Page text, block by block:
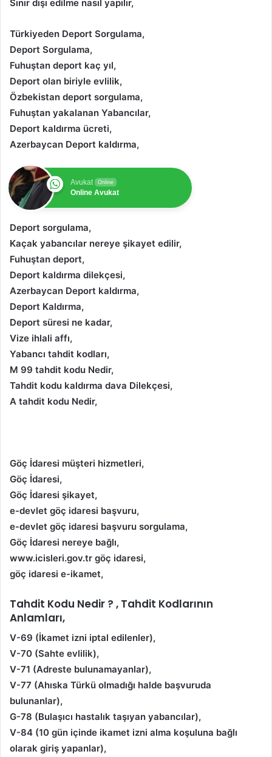
Sınır dışı edilme nasıl yapılır,
Türkiyeden Deport Sorgulama,
Deport Sorgulama,
Fuhuştan deport kaç yıl,
Deport olan biriyle evlilik,
Özbekistan deport sorgulama,
Fuhuştan yakalanan Yabancılar,
Deport kaldırma ücreti,
Azerbaycan Deport kaldırma,
Avukat Online
Online Avukat
Deport sorgulama,
Kaçak yabancılar nereye şikayet edilir,
Fuhuştan deport,
Deport kaldırma dilekçesi,
Azerbaycan Deport kaldırma,
Deport Kaldırma,
Deport süresi ne kadar,
Vize ihlali affı,
Yabancı tahdit kodları,
M 99 tahdit kodu Nedir,
Tahdit kodu kaldırma dava Dilekçesi,
A tahdit kodu Nedir,
Göç İdaresi müşteri hizmetleri,
Göç İdaresi,
Göç İdaresi şikayet,
e-devlet göç idaresi başvuru,
e-devlet göç idaresi başvuru sorgulama,
Göç İdaresi nereye bağlı,
www.icisleri.gov.tr göç idaresi,
göç idaresi e-ikamet,
Tahdit Kodu Nedir ? , Tahdit Kodlarının
Anlamları,
V-69 (İkamet izni iptal edilenler),
V-70 (Sahte evlilik),
V-71 (Adreste bulunamayanlar),
V-77 (Ahıska Türkü olmadığı halde başvuruda
bulunanlar),
G-78 (Bulaşıcı hastalık taşıyan yabancılar),
V-84 (10 gün içinde ikamet izni alma koşuluna bağlı
olarak giriş yapanlar),